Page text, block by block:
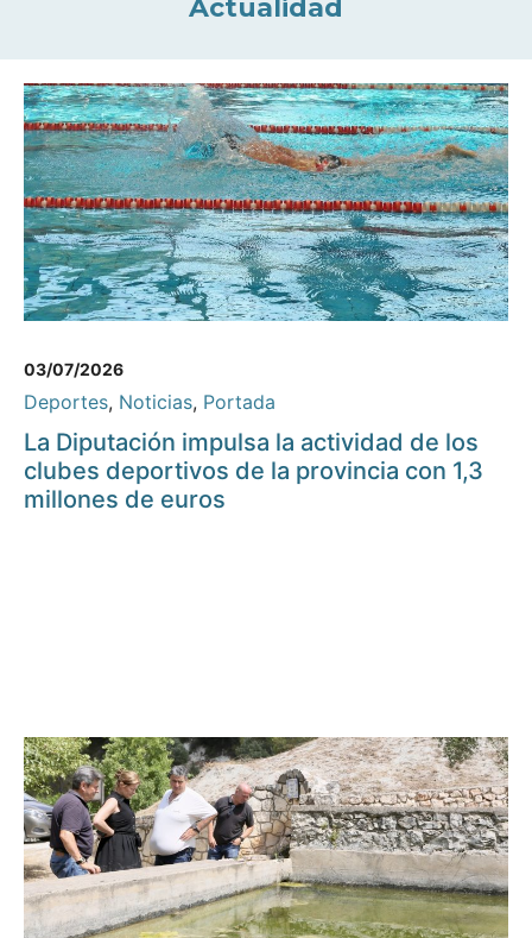
Actualidad
03/07/2026
Deportes, Noticias, Portada
La Diputación impulsa la actividad de los
clubes deportivos de la provincia con 1,3
millones de euros